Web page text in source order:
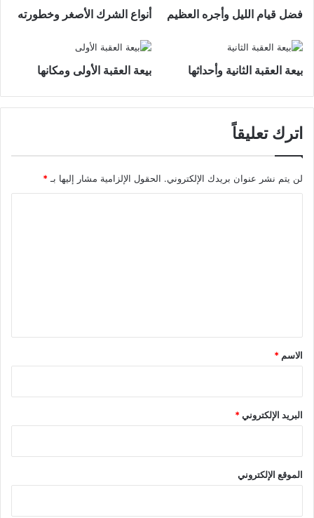
فضل قيام الليل وأجره العظيم أنواع الشرك الأصغر وخطورته
بيعة العقبة الثانية وأحداثها بيعة العقبة الأولى ومكانها
اترك تعليقاً
لن يتم نشر عنوان بريدك الإلكتروني. الحقول الإلزامية مشار إليها بـ *
*
الاسم *
البريد الإلكتروني*
الموقع الإلكتروني